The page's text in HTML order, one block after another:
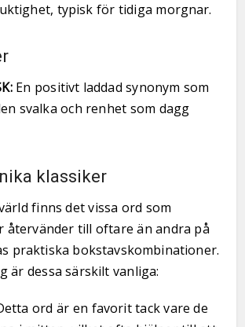
typisk för tidiga morgnar.
En positivt laddad synonym som
svalka och renhet som dagg
klassiker
finns det vissa ord som
till oftare än andra på
praktiska bokstavskombinationer.
är dessa särskilt vanliga:
ord är en favorit tack vare de